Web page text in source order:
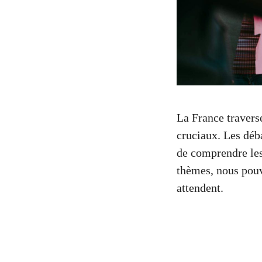
La France
cruciaux. Les
de comprendre
thèmes, nous
attendent.